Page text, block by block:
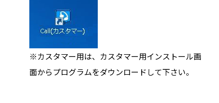
※カスタマー用は、カスタマー用インストール画
面からプログラムをダウンロードして下さい。